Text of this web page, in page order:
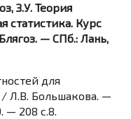
З.У. Теория
статистика. Курс
— СПб.: Лань,
для
/ Л.В. Большакова. —
— 208 c.8.